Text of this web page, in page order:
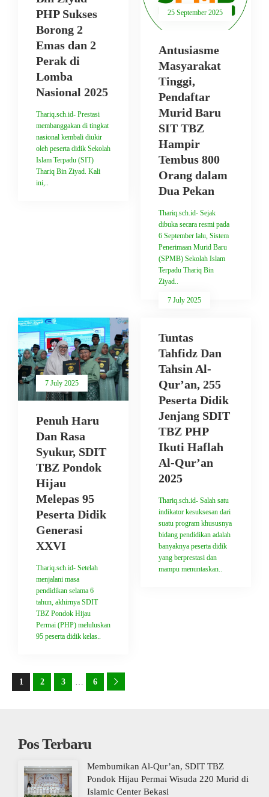
PHP Sukses
Borong 2
Emas dan 2
Perak di
Lomba
Nasional 2025
Thariq.sch.id- Prestasi
membanggakan di tingkat
nasional kembali diukir
oleh peserta didik Sekolah
Islam Terpadu (SIT)
Thariq Bin Ziyad. Kali
ini,..
25 September 2025
Antusiasme
Masyarakat
Tinggi,
Pendaftar
Murid Baru
SIT TBZ
Hampir
Tembus 800
Orang dalam
Dua Pekan
Thariq.sch.id- Sejak
dibuka secara resmi pada
6 September lalu, Sistem
Penerimaan Murid Baru
(SPMB) Sekolah Islam
Terpadu Thariq Bin
Ziyad..
7 July 2025
Penuh Haru
Dan Rasa
Syukur, SDIT
TBZ Pondok
Hijau
Melepas 95
Peserta Didik
Generasi
XXVI
Thariq.sch.id- Setelah
menjalani masa
pendidikan selama 6
tahun, akhirnya SDIT
TBZ Pondok Hijau
Permai (PHP) meluluskan
95 peserta didik kelas..
7 July 2025
Tuntas
Tahfidz Dan
Tahsin Al-
Qur’an, 255
Peserta Didik
Jenjang SDIT
TBZ PHP
Ikuti Haflah
Al-Qur’an
2025
Thariq.sch.id- Salah satu
indikator kesuksesan dari
suatu program khususnya
bidang pendidikan adalah
banyaknya peserta didik
yang berprestasi dan
mampu menuntaskan..
1 2 3 … 6
Pos Terbaru
Membumikan Al-Qur’an, SDIT TBZ
Pondok Hijau Permai Wisuda 220 Murid di
Islamic Center Bekasi